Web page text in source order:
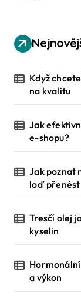
v
e
k Když
na kvalitu
Jak
e-shopu?
Jak poznat
loď přenést
Tresčí olej
kyselin
a výkon